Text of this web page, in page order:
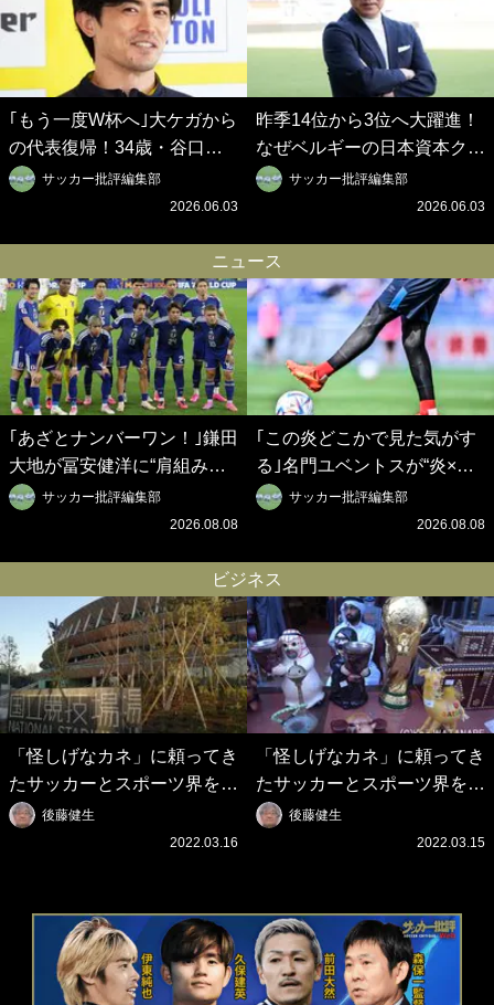
｢もう一度W杯へ｣大ケガから
の代表復帰！34歳・谷口彰
悟の奇跡を支えた日本資本の
ベルギークラブ、次なる野望
ロイデン立石敬之CEOの世
界戦略】(2)
サッカー批評編集部
2026.06.03
昨季14位から3位へ大躍進！
なぜベルギーの日本資本クラ
ブは創設102年目に歴史的快
挙を成し遂げられたのか？
之CEOの世界戦略】(1)
サッカー批評編集部
2026.06.03
ニュース
｢あざとナンバーワン！｣鎌田
大地が冨安健洋に“肩組み頭
乗せ”!?｢パレス兄弟｣爆誕の
歓迎ムービーに大反響｢最後
サッカー批評編集部
2026.08.08
｢この炎どこかで見た気がす
る｣名門ユベントスが“炎×ブ
ラック”のインパクト大の新
3rdユニフォーム発表！｢W杯
違いを感じさせる｣
サッカー批評編集部
2026.08.08
ビジネス
「怪しげなカネ」に頼ってき
たサッカーとスポーツ界を待
つ未来(4)スポーツを「持続
可能」にする「真の投資」の
後藤健生
2022.03.16
「怪しげなカネ」に頼ってき
たサッカーとスポーツ界を待
つ未来(3)「ロシアン・マネ
ー」に続く中東の「オイルマ
後藤健生
2022.03.15